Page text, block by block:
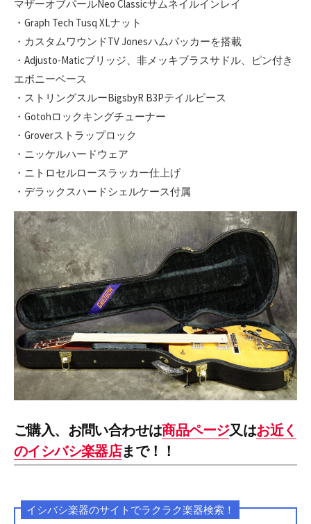
マザーオブパールNeo Classicサムネイルインレイ
・Graph Tech Tusq XLナット
・カスタムワウンドTV Jonesハムバッカーを搭載
・Adjusto-Maticブリッジ、非メッキブラスサドル、ピン付き
エボニーベース
・ストリングスルーBigsbyR B3Pテイルピース
・Gotohロックキングチューナー
・Groverストラップロック
・ニッケルハードウェア
・ニトロセルロースラッカー仕上げ
・デラックスハードシェルケース付属
ご購入、お問い合わせは商品ページ又はお近く
のイシバシ楽器店まで！！
イシバシ楽器のサイトでラクラク楽器検索！